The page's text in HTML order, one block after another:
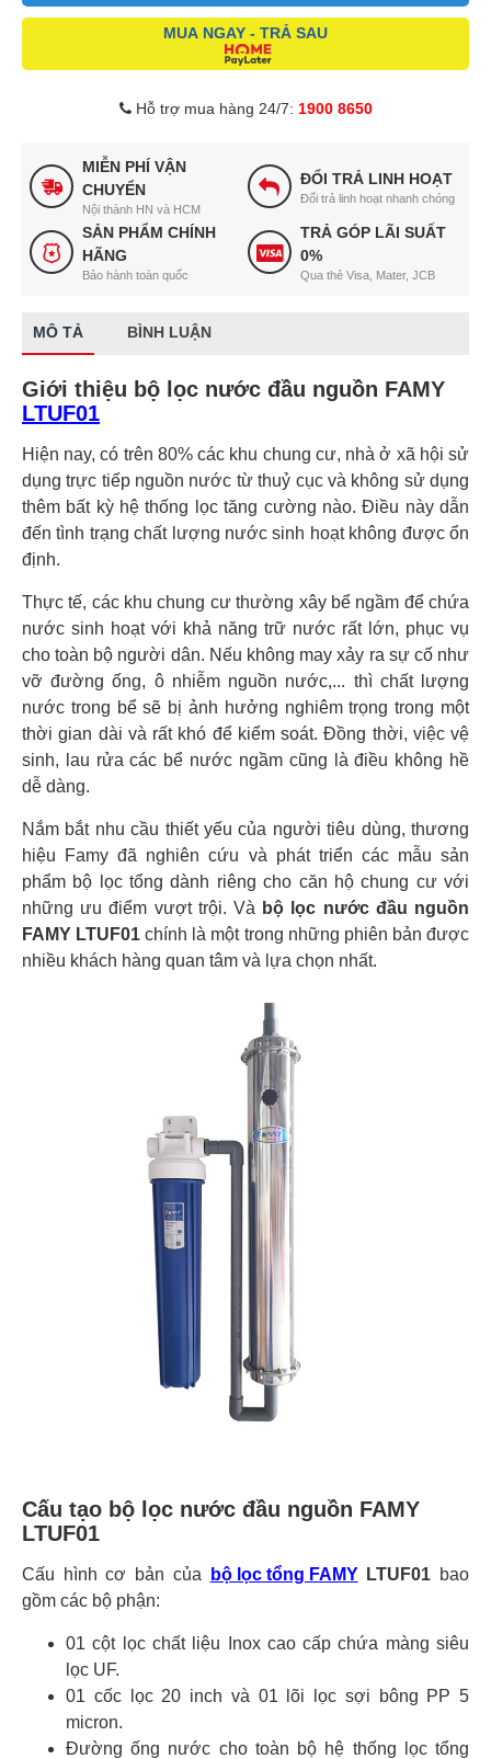
MUA NGAY - TRẢ SAU
Hỗ trợ mua hàng 24/7: 1900 8650
MIỄN PHÍ VẬN
CHUYỂN
Nội thành HN và HCM
ĐỔI TRẢ LINH HOẠT
Đổi trả linh hoạt nhanh chóng
SẢN PHẨM CHÍNH
HÃNG
Bảo hành toàn quốc
TRẢ GÓP LÃI SUẤT
0%
Qua thẻ Visa, Mater, JCB
MÔ TẢ BÌNH LUẬN
Giới thiệu bộ lọc nước đầu nguồn FAMY
LTUF01
Hiện nay, có trên 80% các khu chung cư, nhà ở xã hội sử
dụng trực tiếp nguồn nước từ thuỷ cục và không sử dụng
thêm bất kỳ hệ thống lọc tăng cường nào. Điều này dẫn
đến tình trạng chất lượng nước sinh hoạt không được ổn
định.
Thực tế, các khu chung cư thường xây bể ngầm để chứa
nước sinh hoạt với khả năng trữ nước rất lớn, phục vụ
cho toàn bộ người dân. Nếu không may xảy ra sự cố như
vỡ đường ống, ô nhiễm nguồn nước,... thì chất lượng
nước trong bể sẽ bị ảnh hưởng nghiêm trọng trong một
thời gian dài và rất khó để kiểm soát. Đồng thời, việc vệ
sinh, lau rửa các bể nước ngầm cũng là điều không hề
dễ dàng.
Nắm bắt nhu cầu thiết yếu của người tiêu dùng, thương
hiệu Famy đã nghiên cứu và phát triển các mẫu sản
phẩm bộ lọc tổng dành riêng cho căn hộ chung cư với
những ưu điểm vượt trội. Và bộ lọc nước đầu nguồn
FAMY LTUF01 chính là một trong những phiên bản được
nhiều khách hàng quan tâm và lựa chọn nhất.
Cấu tạo bộ lọc nước đầu nguồn FAMY
LTUF01
Cấu hình cơ bản của bộ lọc tổng FAMYLTUF01 bao
gồm các bộ phận:
01 cột lọc chất liệu Inox cao cấp chứa màng siêu
lọc UF.
01 cốc lọc 20 inch và 01 lõi lọc sợi bông PP 5
micron.
Đường ống nước cho toàn bộ hệ thống lọc tổng